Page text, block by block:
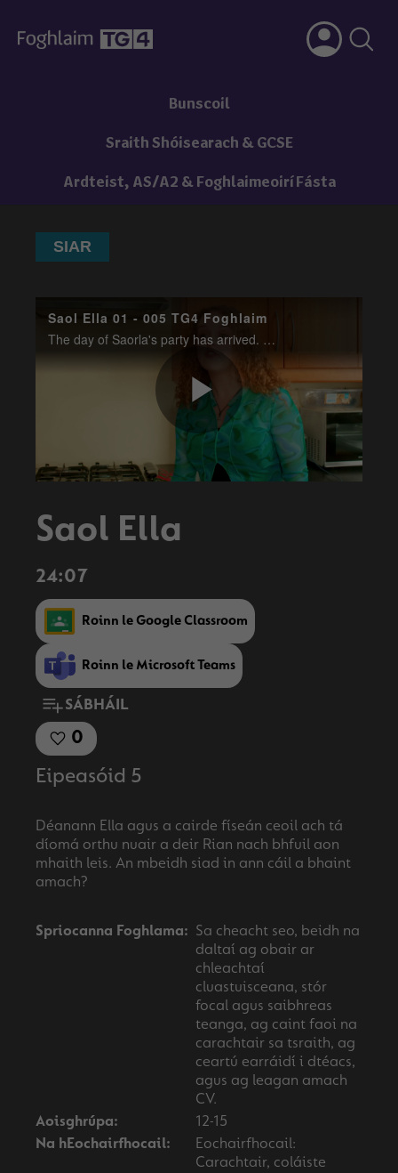
Bunscoil
Sraith Shóisearach & GCSE
Ardteist, AS/A2 & Foghlaimeoirí Fásta
SIAR
Saol Ella 01 - 005 TG4 Foghlaim
The day of Saorla's party has arrived. Will Rian stay true to his word to get a big performer? Ella, Treas and Naoise make an attempt at a music video but are disappointed when Rian says it's no good.
Play
Saol Ella
24:07
Roinn le Google Classroom
Roinn le Microsoft Teams
SÁBHÁIL
0
Eipeasóid 5
Déanann Ella agus a cairde físeán ceoil ach tá
díomá orthu nuair a deir Rian nach bhfuil aon
mhaith leis. An mbeidh siad in ann cáil a bhaint
Spriocanna Foghlama: Sa cheacht seo, beidh na
daltaí ag obair ar
chleachtaí
cluastuisceana, stór
focal agus saibhreas
teanga, ag caint faoi na
carachtair sa tsraith, ag
ceartú earráidí i dtéacs,
agus ag leagan amach
CV.
Aoisghrúpa:
12-15
Na hEochairfhocail:
Eochairfhocail:
Carachtair, coláiste